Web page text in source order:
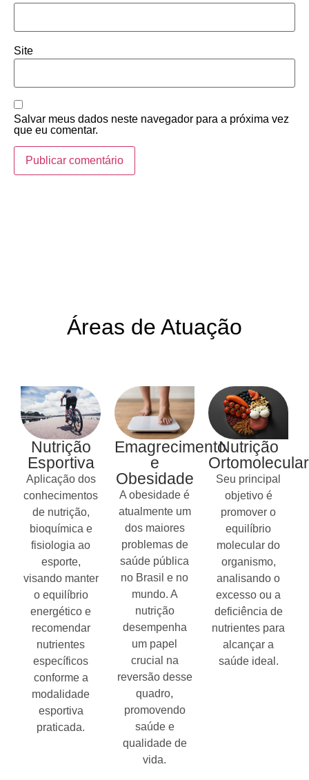
Site
Salvar meus dados neste navegador para a próxima vez
que eu comentar.
Áreas de Atuação
Nutrição
Esportiva
Aplicação dos
conhecimentos
de nutrição,
bioquímica e
fisiologia ao
esporte,
visando manter
o equilíbrio
energético e
recomendar
nutrientes
específicos
conforme a
modalidade
esportiva
praticada.
Emagrecimento
e
Obesidade
A obesidade é
atualmente um
dos maiores
problemas de
saúde pública
no Brasil e no
mundo. A
nutrição
desempenha
um papel
crucial na
reversão desse
quadro,
promovendo
saúde e
qualidade de
vida.
Nutrição
Ortomolecular
Seu principal
objetivo é
promover o
equilíbrio
molecular do
organismo,
analisando o
excesso ou a
deficiência de
nutrientes para
alcançar a
saúde ideal.